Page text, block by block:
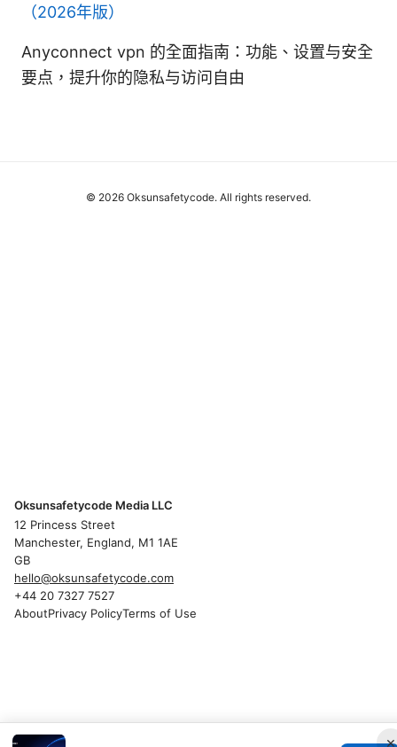
（2026年版）
Anyconnect vpn 的全面指南：功能、设置与安全
要点，提升你的隐私与访问自由
×
© 2026 Oksunsafetycode. All rights reserved.
Oksunsafetycode Media LLC
12 Princess Street
Manchester, England, M1 1AE
GB
hello@oksunsafetycode.com
+44 20 7327 7527
AboutPrivacy PolicyTerms of Use